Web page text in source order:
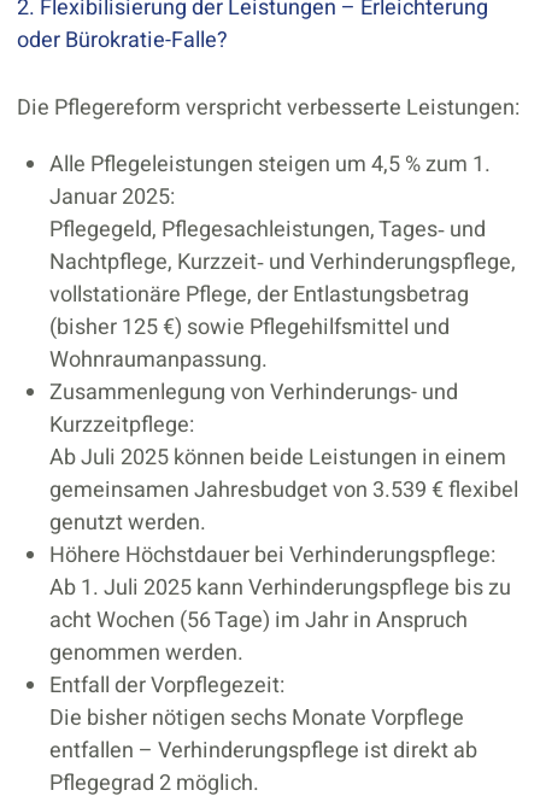
2. Flexibilisierung der Leistungen – Erleichterung
oder Bürokratie-Falle?
Die Pflegereform verspricht verbesserte Leistungen:
Alle Pflegeleistungen steigen um 4,5 % zum 1.
Januar 2025:
Pflegegeld, Pflegesachleistungen, Tages‐ und
Nachtpflege, Kurzzeit‐ und Verhinderungs­pflege,
vollstationäre Pflege, der Entlastungsbetrag
(bisher 125 €) sowie Pflegehilfsmittel und
Wohnraum­anpassung.
Zusammenlegung von Verhinderungs- und
Kurzzeitpflege:
Ab Juli 2025 können beide Leistungen in einem
gemeinsamen Jahresbudget von 3.539 € flexibel
genutzt werden.
Höhere Höchstdauer bei Verhinderungspflege:
Ab 1. Juli 2025 kann Verhinderungspflege bis zu
acht Wochen (56 Tage) im Jahr in Anspruch
genommen werden.
Entfall der Vorpflegezeit:
Die bisher nötigen sechs Monate Vorpflege
entfallen – Verhinderungspflege ist direkt ab
Pflegegrad 2 möglich.